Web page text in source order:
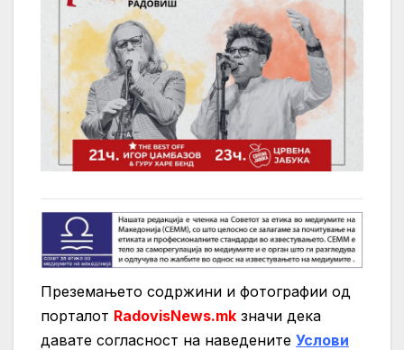
Преземањето содржини и фотографии од
порталот RadovisNews.mk значи дека
давате согласност на нaведените Услови